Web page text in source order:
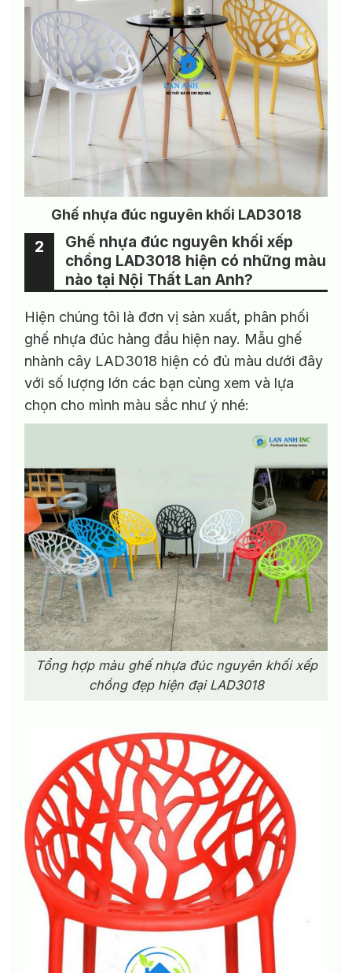
Ghế nhựa đúc nguyên khối LAD3018
Ghế nhựa đúc nguyên khối xếp
chồng LAD3018 hiện có những màu
nào tại Nội Thất Lan Anh?
2
Hiện chúng tôi là đơn vị sản xuất, phân phối
ghế nhựa đúc hàng đầu hiện nay. Mẫu ghế
nhành cây LAD3018 hiện có đủ màu dưới đây
với số lượng lớn các bạn cùng xem và lựa
chọn cho mình màu sắc như ý nhé:
Tổng hợp màu ghế nhựa đúc nguyên khối xếp
chồng đẹp hiện đại LAD3018